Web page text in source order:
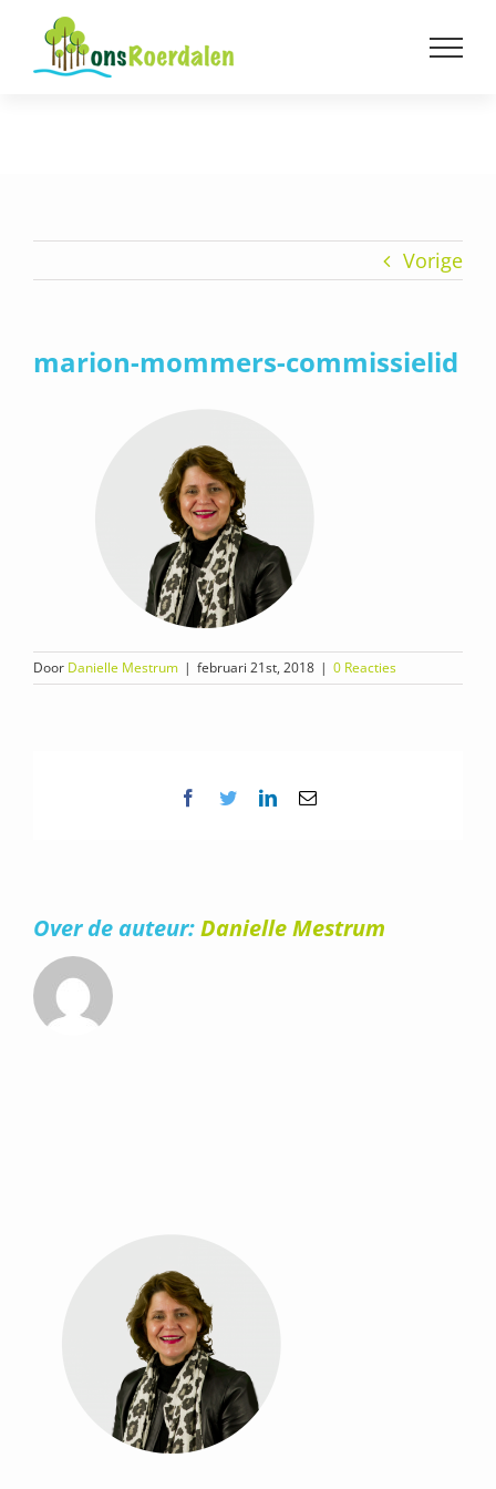
inhoud
Vorige
marion-mommers-commissielid
Door Danielle Mestrum | februari 21st, 2018 | 0 Reacties
Facebook
TwitterLinkedIn
E-
Over de auteur:Danielle Mestrum